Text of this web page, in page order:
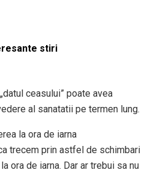
stiri
ceasului” poate avea
al sanatatii pe termen lung.
la ora de iarna
trecem prin astfel de schimbari
ora de iarna. Dar ar trebui sa nu